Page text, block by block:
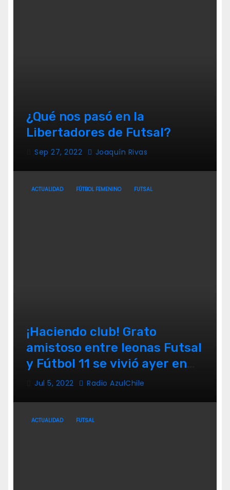
¿Qué nos pasó en la
Libertadores de Futsal?
Sep 27, 2022 Joaquín Rivas
ACTUALIDAD FÚTBOL FEMENINO FUTSAL
¡Haciendo club! Grato
amistoso entre leonas Futsal
y Fútbol 11 se vivió ayer en
La Florida
Jul 5, 2022 Radio AzulChile
ACTUALIDAD FUTSAL